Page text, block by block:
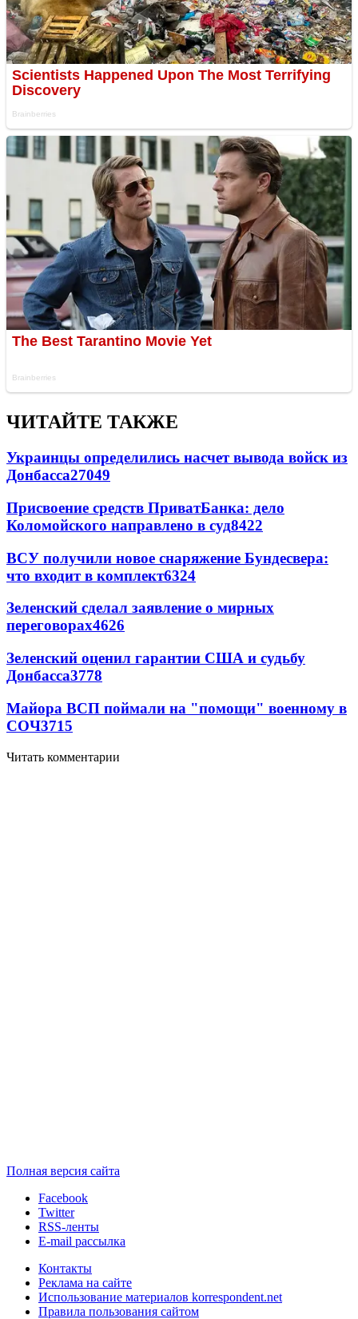
ЧИТАЙТЕ ТАКЖЕ
Украинцы определились насчет вывода войск из
Донбасса27049
Присвоение средств ПриватБанка: дело
Коломойского направлено в суд8422
ВСУ получили новое снаряжение Бундесвера:
что входит в комплект6324
Зеленский сделал заявление о мирных
переговорах4626
Зеленский оценил гарантии США и судьбу
Донбасса3778
Майора ВСП поймали на "помощи" военному в
СОЧ3715
Читать комментарии
Полная версия сайта
Facebook
Twitter
RSS-ленты
E-mail рассылка
Контакты
Реклама на сайте
Использование материалов korrespondent.net
Правила пользования сайтом